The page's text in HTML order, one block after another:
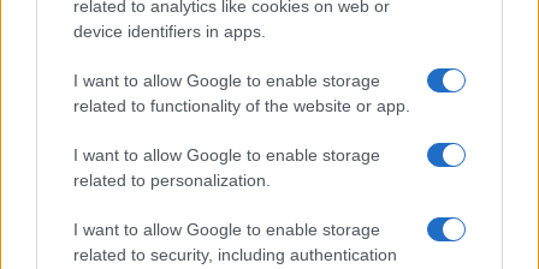
related to analytics like cookies on web or
device identifiers in apps.
I want to allow Google to enable storage
related to functionality of the website or app.
I want to allow Google to enable storage
related to personalization.
I want to allow Google to enable storage
related to security, including authentication
sostanzialmente sporcarsi le mani. Ora le ha
libere e pulite per seppellire politicamente
l’avvocato del popolo. Piccolo appunto: come
avrebbe potuto occuparsi di Ucraina. Sarebbe
stato più utile: 2 punti in meno.